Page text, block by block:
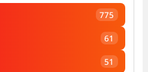
775
61
51